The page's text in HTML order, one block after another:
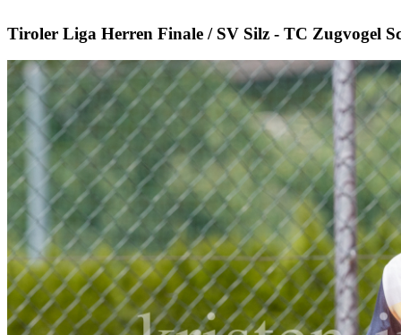
Tiroler Liga Herren Finale / SV Silz - TC Zugvogel